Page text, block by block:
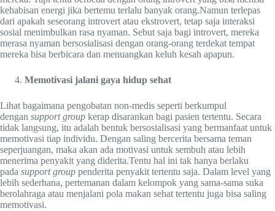
kehabisan energi jika bertemu terlalu banyak orang.Namun terlepas
dari apakah seseorang introvert atau ekstrovert, tetap saja interaksi
sosial menimbulkan rasa nyaman. Sebut saja bagi introvert, mereka
merasa nyaman bersosialisasi dengan orang-orang terdekat tempat
mereka bisa berbicara dan menuangkan keluh kesah apapun.
Memotivasi jalani gaya hidup sehat
Lihat bagaimana pengobatan non-medis seperti berkumpul
dengan support group kerap disarankan bagi pasien tertentu. Secara
tidak langsung, itu adalah bentuk bersosialisasi yang bermanfaat untuk
memotivasi tiap individu. Dengan saling bercerita bersama teman
seperjuangan, maka akan ada motivasi untuk sembuh atau lebih
menerima penyakit yang diderita.Tentu hal ini tak hanya berlaku
pada support group penderita penyakit tertentu saja. Dalam level yang
lebih sederhana, pertemanan dalam kelompok yang sama-sama suka
berolahraga atau menjalani pola makan sehat tertentu juga bisa saling
memotivasi.